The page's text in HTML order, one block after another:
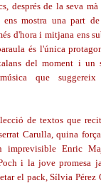
després de la seva
ens mostra una part
d'hora i mitjana ens
és l'única
del moment i un
música que
de textos que
Carulla, quina
imprevisible Enric
i la jove promesa
el pack, Sílvia Pérez